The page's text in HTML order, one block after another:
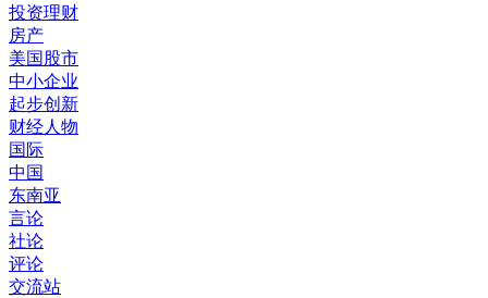
投资理财
房产
美国股市
中小企业
起步创新
财经人物
国际
中国
东南亚
言论
社论
评论
交流站